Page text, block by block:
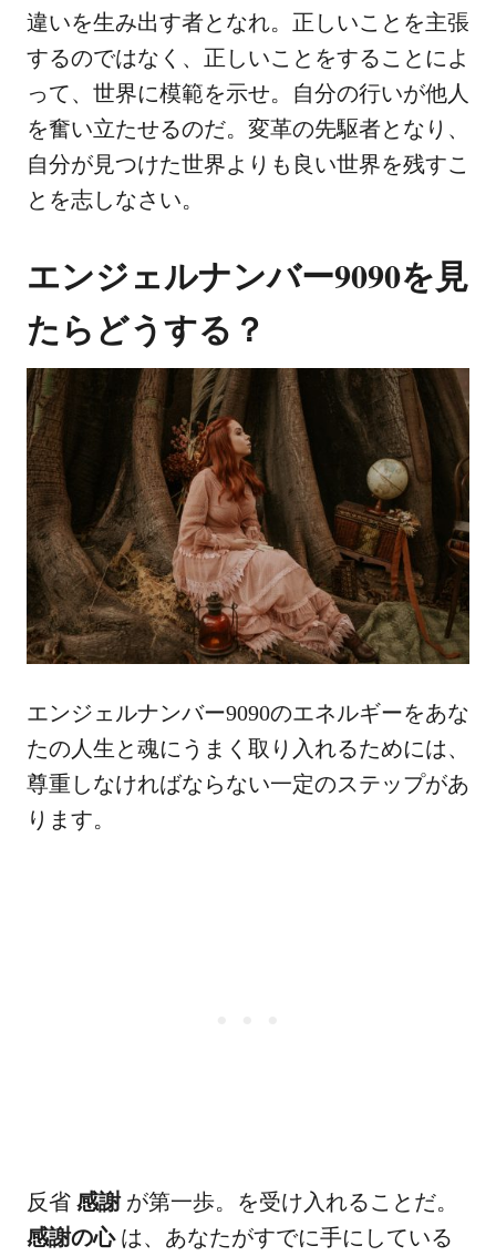
違いを生み出す者となれ。正しいことを主張
するのではなく、正しいことをすることによ
って、世界に模範を示せ。自分の行いが他人
を奮い立たせるのだ。変革の先駆者となり、
自分が見つけた世界よりも良い世界を残すこ
とを志しなさい。
エンジェルナンバー9090を見
たらどうする？
エンジェルナンバー9090のエネルギーをあな
たの人生と魂にうまく取り入れるためには、
尊重しなければならない一定のステップがあ
ります。
反省 感謝が第一歩。を受け入れることだ。
感謝の心は、あなたがすでに手にしている